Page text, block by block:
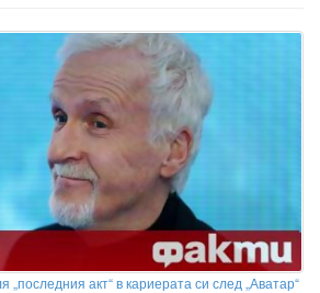
акт“ в кариерата си след „Аватар“